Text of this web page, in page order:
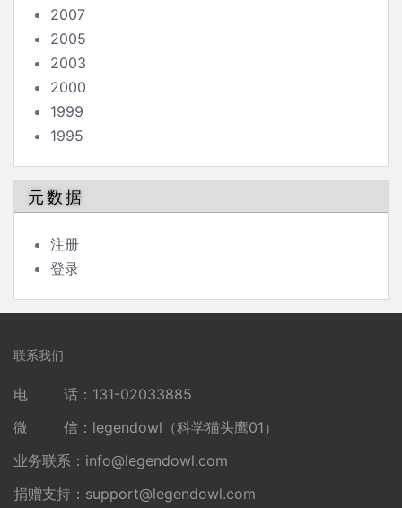
2007
2005
2003
2000
1999
1995
元数据
注册
登录
联系我们
电 话：131-02033885
微 信：legendowl（科学猫头鹰01）
业务联系： info@legendowl.com
捐赠支持： support@legendowl.com